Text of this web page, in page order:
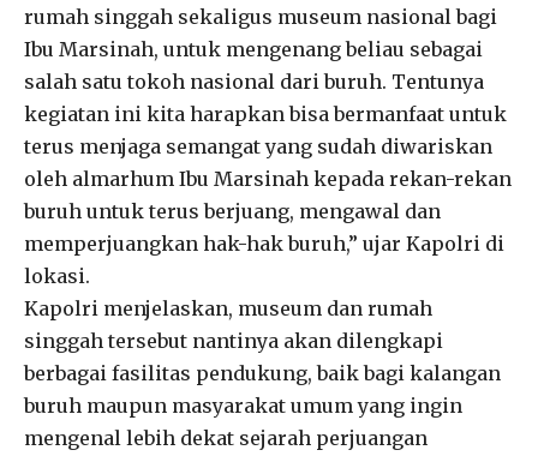
rumah singgah sekaligus museum nasional bagi
Ibu Marsinah, untuk mengenang beliau sebagai
salah satu tokoh nasional dari buruh. Tentunya
kegiatan ini kita harapkan bisa bermanfaat untuk
terus menjaga semangat yang sudah diwariskan
oleh almarhum Ibu Marsinah kepada rekan-rekan
buruh untuk terus berjuang, mengawal dan
memperjuangkan hak-hak buruh,” ujar Kapolri di
lokasi.
Kapolri menjelaskan, museum dan rumah
singgah tersebut nantinya akan dilengkapi
berbagai fasilitas pendukung, baik bagi kalangan
buruh maupun masyarakat umum yang ingin
mengenal lebih dekat sejarah perjuangan